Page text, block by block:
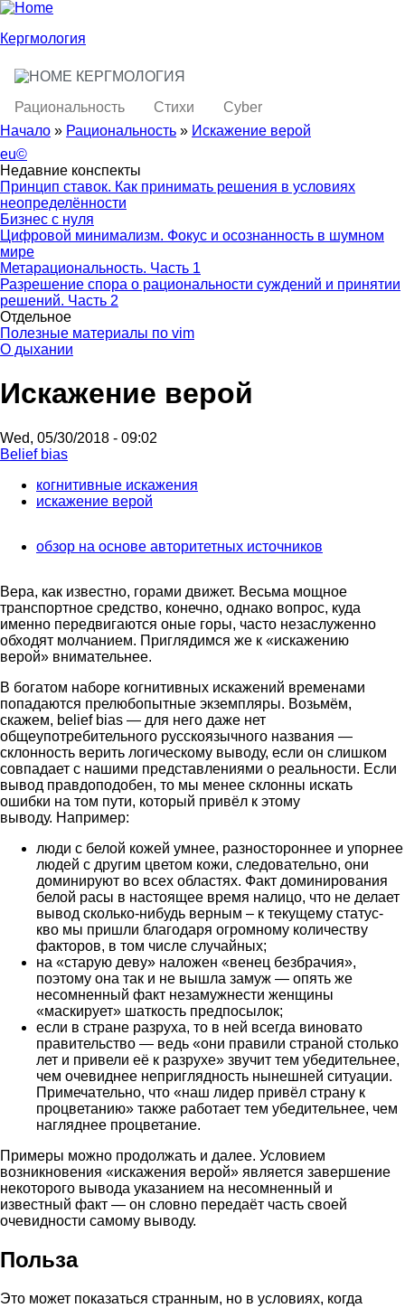
Skip to main content
Skip to search
Кергмология
КЕРГМОЛОГИЯ
toggle
Main menu
Рациональность Стихи Cyber
You are here
Начало » Рациональность » Искажение верой
eu©
Недавние конспекты
Принцип ставок. Как принимать решения в условиях
неопределённости
Бизнес с нуля
Цифровой минимализм. Фокус и осознанность в шумном
мире
Метарациональность. Часть 1
Разрешение спора о рациональности суждений и принятии
решений. Часть 2
Отдельное
Полезные материалы по vim
О дыхании
Искажение верой
Wed, 05/30/2018 - 09:02
Belief bias
когнитивные искажения
искажение верой
обзор на основе авторитетных источников
Вера, как известно, горами движет. Весьма мощное
транспортное средство, конечно, однако вопрос, куда
именно передвигаются оные горы, часто незаслуженно
обходят молчанием. Приглядимся же к «искажению
верой» внимательнее.
В богатом наборе когнитивных искажений временами
попадаются прелюбопытные экземпляры. Возьмём,
скажем, belief bias — для него даже нет
общеупотребительного русскоязычного названия —
склонность верить логическому выводу, если он слишком
совпадает с нашими представлениями о реальности. Если
вывод правдоподобен, то мы менее склонны искать
ошибки на том пути, который привёл к этому
выводу. Например:
люди с белой кожей умнее, разностороннее и упорнее
людей с другим цветом кожи, следовательно, они
доминируют во всех областях. Факт доминирования
белой расы в настоящее время налицо, что не делает
вывод сколько-нибудь верным – к текущему статус-
кво мы пришли благодаря огромному количеству
факторов, в том числе случайных;
на «старую деву» наложен «венец безбрачия»,
поэтому она так и не вышла замуж — опять же
несомненный факт незамужнести женщины
«маскирует» шаткость предпосылок;
если в стране разруха, то в ней всегда виновато
правительство — ведь «они правили страной столько
лет и привели её к разрухе» звучит тем убедительнее,
чем очевиднее неприглядность нынешней ситуации.
Примечательно, что «наш лидер привёл страну к
процветанию» также работает тем убедительнее, чем
нагляднее процветание.
Примеры можно продолжать и далее. Условием
возникновения «искажения верой» является завершение
некоторого вывода указанием на несомненный и
известный факт — он словно передаёт часть своей
очевидности самому выводу.
Польза
Это может показаться странным, но в условиях, когда